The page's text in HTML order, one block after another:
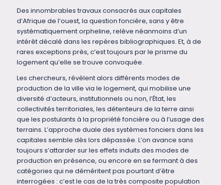
Des innombrables travaux consacrés aux capitales
d’Afrique de l’ouest, la question foncière, sans y être
systématiquement orpheline, relève néanmoins d’un
intérêt décalé dans les repères bibliographiques. Et, à de
rares exceptions près, c’est toujours par le prisme du
logement qu’elle se trouve convoquée.
Les chercheurs, révèlent alors différents modes de
production de la ville via le logement, qui mobilise une
diversité d’acteurs, institutionnels ou non, l’État, les
collectivités territoriales, les détenteurs de la terre ainsi
que les postulants à la propriété foncière ou à l’usage des
terrains. L’approche duale des systèmes fonciers dans les
capitales semble dès lors dépassée. L’on avance sans
toujours s’attarder sur les effets induits des modes de
production en présence, ou encore en se fermant à des
catégories qui ne déméritent pas pourtant d’être
interrogées : c’est le cas de la très composite population